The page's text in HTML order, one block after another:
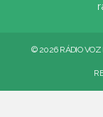
© 2026 RÁDIO VOZ